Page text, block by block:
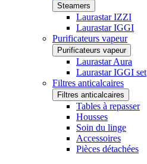
Steamers
Laurastar IZZI
Laurastar IGGI
Purificateurs vapeur
Purificateurs vapeur
Laurastar Aura
Laurastar IGGI set
Filtres anticalcaires
Filtres anticalcaires
Tables à repasser
Housses
Soin du linge
Accessoires
Pièces détachées